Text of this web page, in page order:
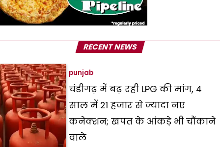
RECENT NEWS
punjab
चंडीगढ़ में बढ़ रही LPG की मांग, 4
साल में 21 हजार से ज्यादा नए
कनेक्शन; खपत के आंकड़े भी चौंकाने
वाले